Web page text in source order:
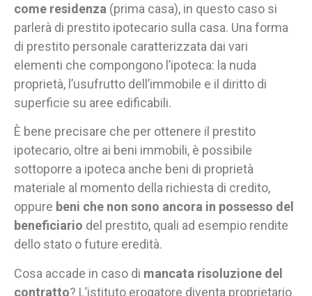
come residenza (prima casa), in questo caso si
parlerà di prestito ipotecario sulla casa. Una forma
di prestito personale caratterizzata dai vari
elementi che compongono l’ipoteca: la nuda
proprietà, l’usufrutto dell’immobile e il diritto di
superficie su aree edificabili.
È bene precisare che per ottenere il prestito
ipotecario, oltre ai beni immobili, è possibile
sottoporre a ipoteca anche beni di proprietà
materiale al momento della richiesta di credito,
oppure beni che non sono ancora in possesso del
beneficiario del prestito, quali ad esempio rendite
dello stato o future eredità.
Cosa accade in caso di mancata risoluzione del
contratto? L’istituto erogatore diventa proprietario